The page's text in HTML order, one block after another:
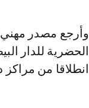
وأرجع مصدر مهني
الحضرية للدار
انطلاقا من مراكز